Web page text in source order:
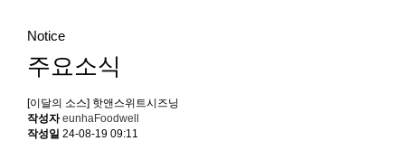
Notice
주요소식
[이달의 소스] 핫앤스위트시즈닝
작성자eunhaFoodwell
작성일 24-08-19 09:11